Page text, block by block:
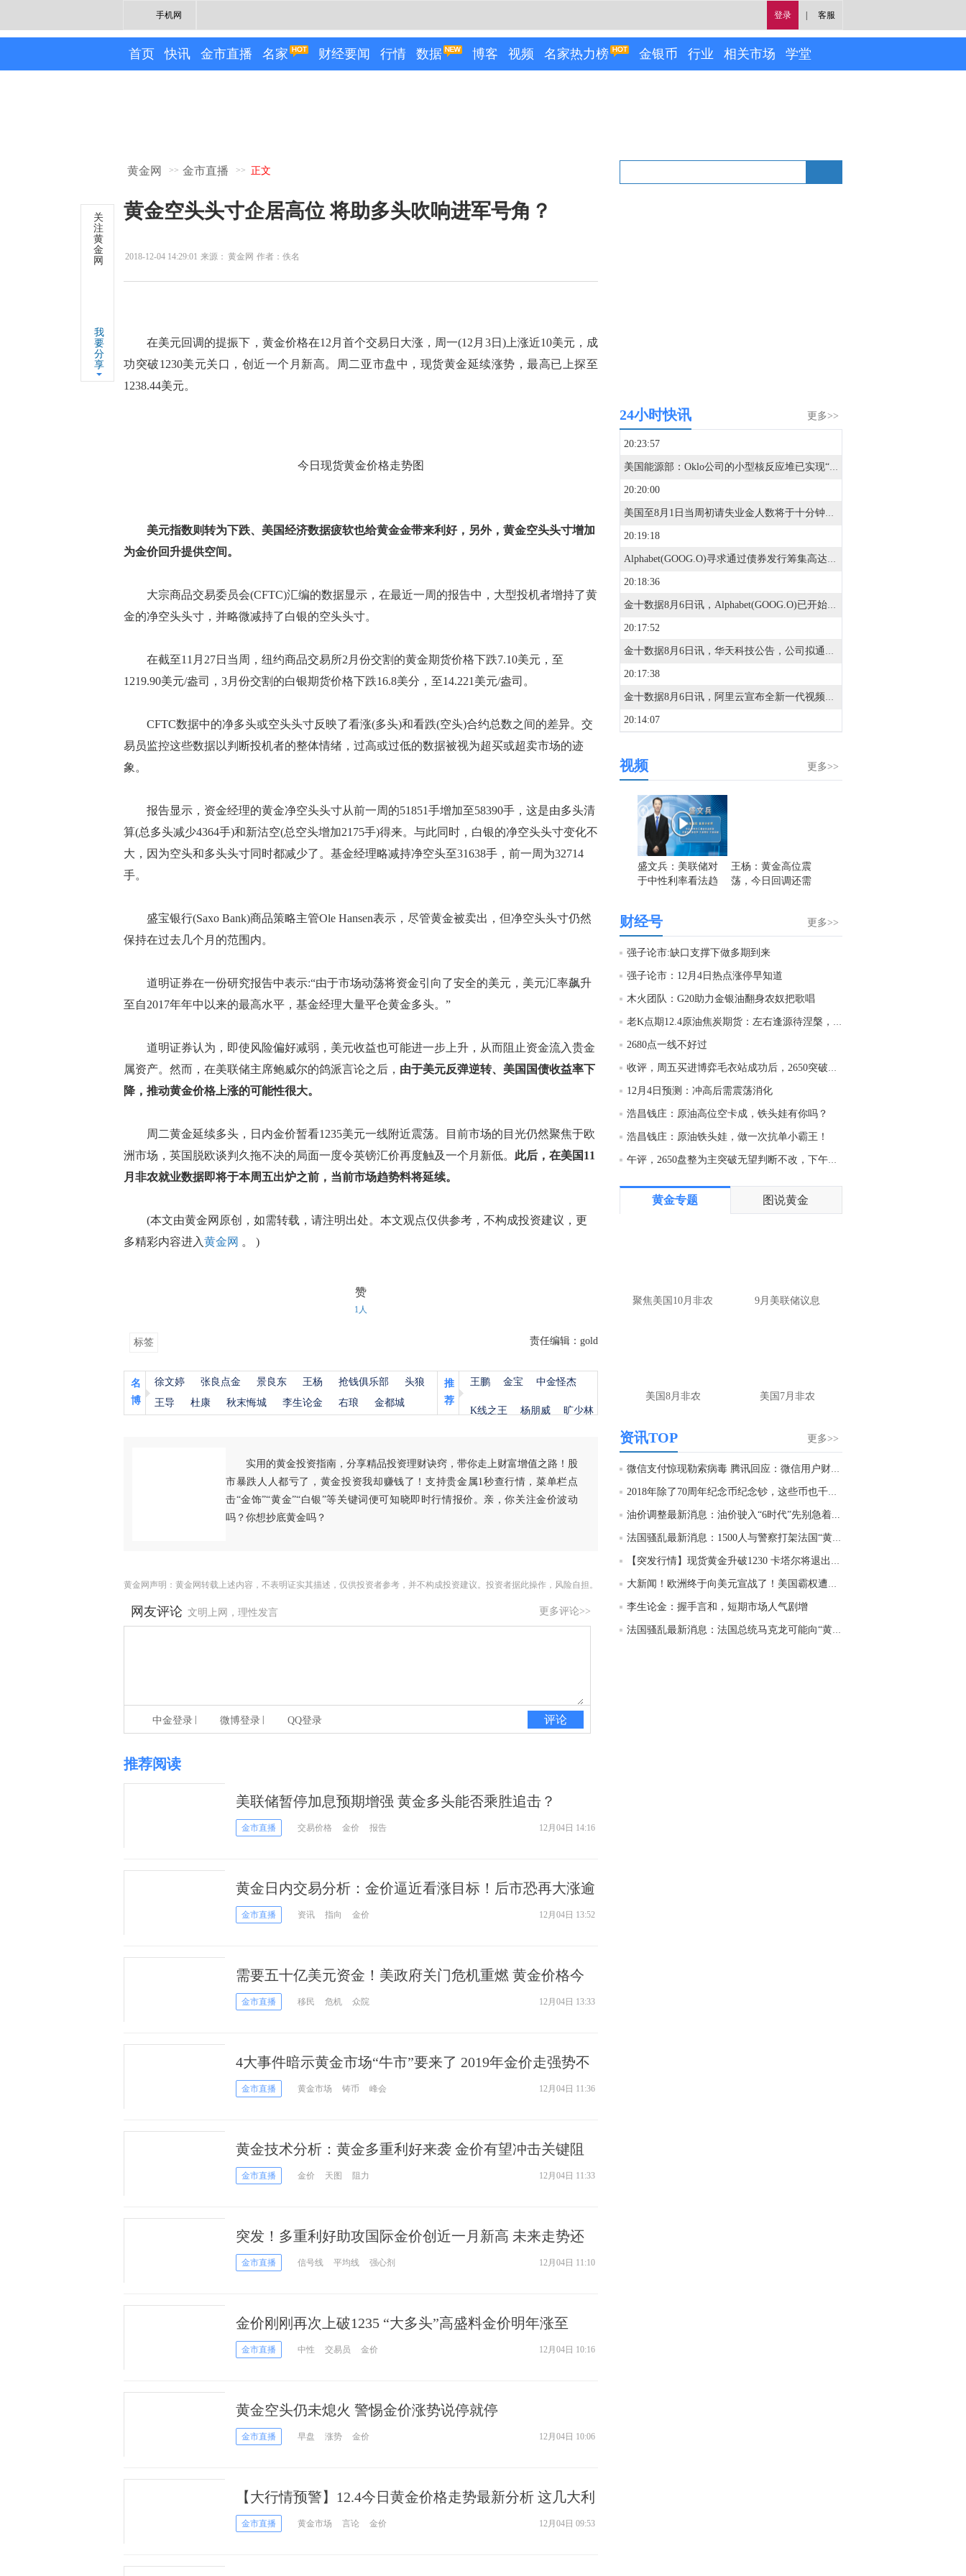
登录 客服
手机网
首页 快讯 金市直播 名家 财经要闻 行情 数据 博客 视频 名家热力榜 金银币 行业 相关市场 学堂
黄金网 >> 金市直播 >> 正文
黄金空头头寸企居高位 将助多头吹响进军号角？
2018-12-04 14:29:01 来源： 黄金网 作者：佚名
关
注
黄
金
网
我
要
分
享
在美元回调的提振下，黄金价格在12月首个交易日大涨，周一(12月3日)上涨近10美元，成
功突破1230美元关口，创近一个月新高。周二亚市盘中，现货黄金延续涨势，最高已上探至
1238.44美元。
今日现货黄金价格走势图
美元指数则转为下跌、美国经济数据疲软也给黄金金带来利好，另外，黄金空头头寸增加
为金价回升提供空间。
大宗商品交易委员会(CFTC)汇编的数据显示，在最近一周的报告中，大型投机者增持了黄
金的净空头头寸，并略微减持了白银的空头头寸。
在截至11月27日当周，纽约商品交易所2月份交割的黄金期货价格下跌7.10美元，至
1219.90美元/盎司，3月份交割的白银期货价格下跌16.8美分，至14.221美元/盎司。
CFTC数据中的净多头或空头头寸反映了看涨(多头)和看跌(空头)合约总数之间的差异。交
易员监控这些数据以判断投机者的整体情绪，过高或过低的数据被视为超买或超卖市场的迹
象。
报告显示，资金经理的黄金净空头头寸从前一周的51851手增加至58390手，这是由多头清
算(总多头减少4364手)和新沽空(总空头增加2175手)得来。与此同时，白银的净空头头寸变化不
大，因为空头和多头头寸同时都减少了。基金经理略减持净空头至31638手，前一周为32714
手。
盛宝银行(Saxo Bank)商品策略主管Ole Hansen表示，尽管黄金被卖出，但净空头头寸仍然
保持在过去几个月的范围内。
道明证券在一份研究报告中表示:“由于市场动荡将资金引向了安全的美元，美元汇率飙升
至自2017年年中以来的最高水平，基金经理大量平仓黄金多头。”
道明证券认为，即使风险偏好减弱，美元收益也可能进一步上升，从而阻止资金流入贵金
属资产。然而，在美联储主席鲍威尔的鸽派言论之后， 由于美元反弹逆转、美国国债收益率下
降，推动黄金价格上涨的可能性很大。
周二黄金延续多头，日内金价暂看1235美元一线附近震荡。目前市场的目光仍然聚焦于欧
洲市场，英国脱欧谈判久拖不决的局面一度令英镑汇价再度触及一个月新低。 此后，在美国11
月非农就业数据即将于本周五出炉之前，当前市场趋势料将延续。
(本文由黄金网原创，如需转载，请注明出处。本文观点仅供参考，不构成投资建议，更
多精彩内容进入黄金网 。 )
赞
1人
标签 责任编辑：gold
名
博
徐文婷 张良点金 景良东 王杨 抢钱俱乐部
头狼
王导
杜康 秋末悔城 李生论金 右琅 金都城
推
荐
王鹏 金宝 中金怪杰
K线之王 杨朋威 旷少林
实用的黄金投资指南，分享精品投资理财诀窍，带你走上财富增值之路！股
市暴跌人人都亏了，黄金投资我却赚钱了！支持贵金属1秒查行情，菜单栏点
击“金饰”“黄金”“白银”等关键词便可知晓即时行情报价。亲，你关注金价波动
吗？你想抄底黄金吗？
黄金网声明：黄金网转载上述内容，不表明证实其描述，仅供投资者参考，并不构成投资建议。投资者据此操作，风险自担。
更多评论>>
网友评论 文明上网，理性发言
评论
中金登录 微博登录 QQ登录
推荐阅读
美联储暂停加息预期增强 黄金多头能否乘胜追击？
金市直播 交易价格 金价 报告 12月04日 14:16
黄金日内交易分析：金价逼近看涨目标！后市恐再大涨逾
20美元
金市直播 资讯 指向 金价 12月04日 13:52
需要五十亿美元资金！美政府关门危机重燃 黄金价格今
晚将迎来波动？
金市直播 移民 危机 众院 12月04日 13:33
4大事件暗示黄金市场“牛市”要来了 2019年金价走强势不
可挡！
金市直播 黄金市场 铸币 峰会 12月04日 11:36
黄金技术分析：黄金多重利好来袭 金价有望冲击关键阻
力金市直播 金价 天图 阻力 12月04日 11:33
突发！多重利好助攻国际金价创近一月新高 未来走势还
面临美国非农报告重磅考验！
金市直播 信号线 平均线 强心剂 12月04日 11:10
金价刚刚再次上破1235 “大多头”高盛料金价明年涨至
1350
金市直播 中性 交易员 金价 12月04日 10:16
黄金空头仍未熄火 警惕金价涨势说停就停
金市直播 早盘 涨势 金价 12月04日 10:06
【大行情预警】12.4今日黄金价格走势最新分析 这几大利
好刺激黄金直奔1240！
金市直播 黄金市场 言论 金价 12月04日 09:53
更多>>
24小时快讯
20:23:57
美国能源部：Oklo公司的小型核反应堆已实现“临界”状态。
20:20:00
美国至8月1日当周初请失业金人数将于十分钟后公布。
20:19:18
Alphabet(GOOG.O)寻求通过债券发行筹集高达250亿美元资金。（彭博社）
20:18:36
金十数据8月6日讯，Alphabet(GOOG.O)已开始推介一项美国投资级债券发行计划，在其上调2026年资本支出预期、并引发AI相关债券遭遇抛售后，公司此举正测试投资者对其债务融资的兴趣。据一名知情人士透露，Alphabet此次计划发行最多10个部分的债券，期限从2年至40年不等。该人士表示，最长期限债券的初步发行价格指引为较国债收益率高出约1.55个百分点。
20:17:52
金十数据8月6日讯，华天科技公告，公司拟通过发行股份及支付现金方式收购华羿微电子100%股份并募集配套资金。根据深圳证券交易所并购重组审核委员会2026年第12次审议会议公告，该委员会定于2026年8月13日召开会议审核公司本次交易事项。
20:17:38
金十数据8月6日讯，阿里云宣布全新一代视频生成模型Wan3.0开启公测。据介绍，Wan3.0在生成时长、万能创作、全能参考与真实感等维度全面升级，单次可生成30秒视频，完整表达创作意图；在文本、图片、音频、视频四种基础模态之外，首次支持doc、xls、ppt、pdf、md等文档格式输入，让“万物皆可生视频”。即日起，Wan3.0在阿里云百炼、万镜一刻、万相官网和千问创作PC端开启公测，在千问APP灰度开放，480P/720P/1080P的API价格分别为0.3/0.6/1.2元/秒，API接口将于近期全量开放。
20:14:07
20:10:47
20:10:36
20:10:06
波罗的海干散货运价指数涨0.2%，至3057点。
20:01:05
20:00:57
20:00:05
金十数据8月6日讯，市场消息称，第八代五粮液批价近日持续上行，引发市场广泛关注。在第三方报价平台上注意到，自8月4日起，第八代五粮液市场批价迎来明显跳涨，单瓶价格从前期730元攀升至745元。与此同时，国内多省市市场价格同步走高，有市场消息显示，河南、河北、上海、四川、山东等市场的第八代五粮液批价已集体突破760元/瓶，单周最高涨幅超30元/瓶。针对价格上涨，有四川的渠道商表示，主要系公司渠道政策出现部分调整，但明确并非停货。（每经网）
19:55:25
美、布两油短线走高约0.4美元，报76.20美元/桶和80.66美元/桶。
19:53:57
金十数据8月6日讯，据欧菲光消息，近日，公司通过“受让老股+增资”方式，取得合肥中科岛晶科技有限公司（简称“中科岛晶”）51%股权，成为中科岛晶的控股股东。欧菲光表示，这是公司继6月设立机器视觉公司、7月成立欧菲光学微纳器件公司、参股芯光联之后，在光通信赛道的又一关键落子。中科岛晶成立于2023年，公司依托中国科学院智能机械研究所智能微系统实验室的科研积淀，核心团队由中科院博士后及资深研究人员组成，在玻璃基先进封装领域深耕近十年，积累了从核心工艺开发、工艺优化到落地量产转化的全链条技术与产业化经验。
更多>>
视频
盛文兵：美联储对
于中性利率看法趋
王杨：黄金高位震
荡，今日回调还需
更多>>
财经号
强子论市:缺口支撑下做多期到来
强子论市：12月4日热点涨停早知道
木火团队：G20助力金银油翻身农奴把歌唱
老K点期12.4原油焦炭期货：左右逢源待涅槃，OPEC一锤定
2680点一线不好过
收评，周五买进博弈毛衣站成功后，2650突破后何去何从
12月4日预测：冲高后需震荡消化
浩昌钱庄：原油高位空卡成，铁头娃有你吗？
浩昌钱庄：原油铁头娃，做一次抗单小霸王！
午评，2650盘整为主突破无望判断不改，下午走势分析
黄金专题 图说黄金
聚焦美国10月非农 9月美联储议息
美国8月非农 美国7月非农
更多>>
资讯TOP
微信支付惊现勒索病毒 腾讯回应：微信用户财产...
2018年除了70周年纪念币纪念钞，这些币也千万不...
油价调整最新消息：油价驶入“6时代”先别急着...
法国骚乱最新消息：1500人与警察打架法国“黄背...
【突发行情】现货黄金升破1230 卡塔尔将退出欧...
大新闻！欧洲终于向美元宣战了！美国霸权遭严重...
李生论金：握手言和，短期市场人气剧增
法国骚乱最新消息：法国总统马克龙可能向“黄马...